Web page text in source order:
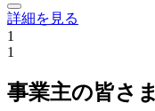
詳細を見る
1
1
事業主の皆さま